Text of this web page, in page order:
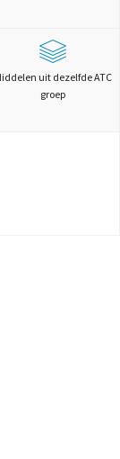
uit dezelfde ATC
groep